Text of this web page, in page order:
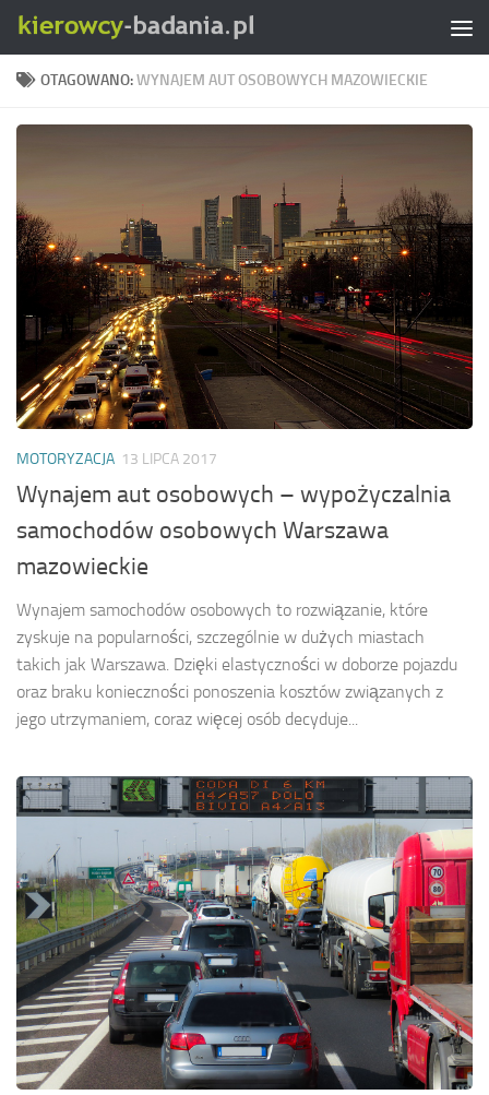
Skip to content
OTAGOWANO:WYNAJEM AUT OSOBOWYCH MAZOWIECKIE
MOTORYZACJA 13 LIPCA 2017
Wynajem aut osobowych – wypożyczalnia
samochodów osobowych Warszawa
mazowieckie
Wynajem samochodów osobowych to rozwiązanie, które
zyskuje na popularności, szczególnie w dużych miastach
takich jak Warszawa. Dzięki elastyczności w doborze pojazdu
oraz braku konieczności ponoszenia kosztów związanych z
jego utrzymaniem, coraz więcej osób decyduje...